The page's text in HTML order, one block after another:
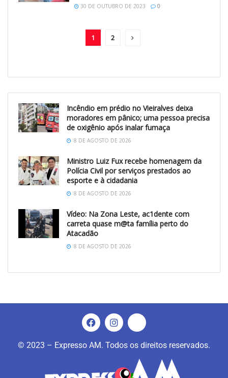
30 DE OUTUBRO DE 2023 0
1 2
Incêndio em prédio no Vieiralves deixa
moradores em pânico; uma pessoa precisa
de oxigênio após inalar fumaça
8 DE AGOSTO DE 2026
Ministro Luiz Fux recebe homenagem da
Polícia Civil por serviços prestados ao
esporte e à cidadania
8 DE AGOSTO DE 2026
Vídeo: Na Zona Leste, ac1dente com
carreta quase m@ta família perto do
Atacadão
8 DE AGOSTO DE 2026
© 2023 – Expresso AM. Todos os direitos reservados.